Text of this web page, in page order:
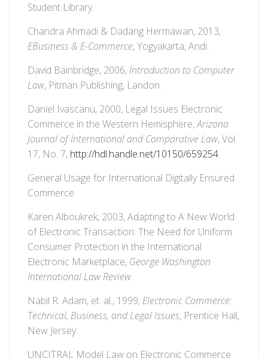
Student Library.
Chandra Ahmadi & Dadang Hermawan, 2013,
EBusiness & E-Commerce, Yogyakarta, Andi.
David Bainbridge, 2006, Introduction to Computer
Law, Pitman Publishing, Landon.
Daniel Ivascanu, 2000, Legal Issues Electronic
Commerce in the Western Hemisphere,Arizona
Journal of International and Comparative Law, Vol.
17, No. 7, http://hdl.handle.net/10150/659254.
General Usage for International Digitally Ensured
Commerce.
Karen Alboukrek, 2003, Adapting to A New World
of Electronic Transaction: The Need for Uniform
Consumer Protection in the International
Electronic Marketplace, George Washington
International Law Review.
Nabil R. Adam, et. al., 1999, Electronic Commerce:
Technical, Business, and Legal Issues, Prentice Hall,
New Jersey.
UNCITRAL Model Law on Electronic Commerce